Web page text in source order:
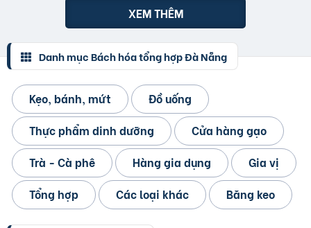
XEM THÊM
Danh mục Bách hóa tổng hợp Đà Nẵng
Kẹo, bánh, mứt
Đồ uống
Thực phẩm dinh dưỡng
Cửa hàng gạo
Trà - Cà phê
Hàng gia dụng
Gia vị
Tổng hợp
Các loại khác Băng keo